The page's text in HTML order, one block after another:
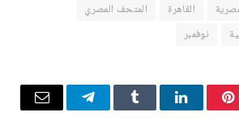
القاهرة
المتحف المصري
نوفمبر
بينتيريستلينكدإن Tumblr تيلقرام البريد